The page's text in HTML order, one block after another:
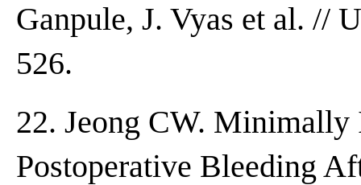
Ganpule, J. Vyas et al. //
526.
22. Jeong CW.
Postoperative Bleeding